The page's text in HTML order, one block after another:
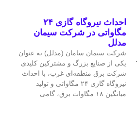
احداث نیروگاه گازی ۲۴
مگاواتی در شرکت سیمان
مدلل
شرکت سیمان سامان (مدلل) به عنوان
یکی از صنایع بزرگ و مشترکین کلیدی
شرکت برق منطقه‌ای غرب، با احداث
نیروگاه گازی ۲۴ مگاواتی و تولید
میانگین ۱۸ مگاوات برق، گامی